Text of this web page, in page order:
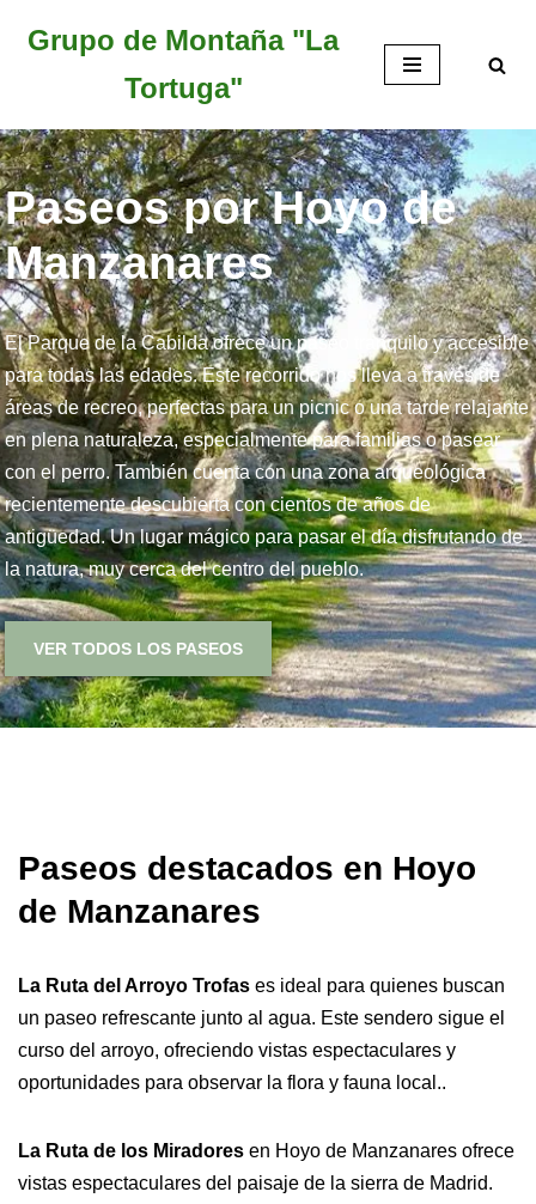
contenido
Grupo de Montaña "La
Tortuga"
Paseos por Hoyo de
Manzanares
El Parque de la Cabilda ofrece un paseo tranquilo y accesible
para todas las edades. Este recorrido nos lleva a través de
áreas de recreo, perfectas para un picnic o una tarde relajante
en plena naturaleza, especialmente para familias o pasear
con el perro. También cuenta con una zona arqueológica
recientemente descubierta con cientos de años de
antigüedad. Un lugar mágico para pasar el día disfrutando de
la natura, muy cerca del centro del pueblo.
VER TODOS LOS PASEOS
Paseos destacados en Hoyo
de Manzanares
La Ruta del Arroyo Trofas es ideal para quienes buscan
un paseo refrescante junto al agua. Este sendero sigue el
curso del arroyo, ofreciendo vistas espectaculares y
oportunidades para observar la flora y fauna local..
La Ruta de los Miradores en Hoyo de Manzanares ofrece
vistas espectaculares del paisaje de la sierra de Madrid.